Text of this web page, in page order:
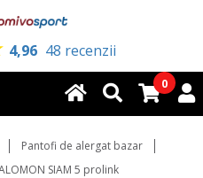
4,96 48 recenzii
0
Pantofi de alergat bazar
SIAM 5 prolink